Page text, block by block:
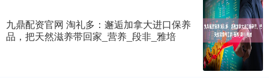
九鼎配资官网 淘礼多：邂逅加拿大进口保养
品，把天然滋养带回家_营养_段非_雅培